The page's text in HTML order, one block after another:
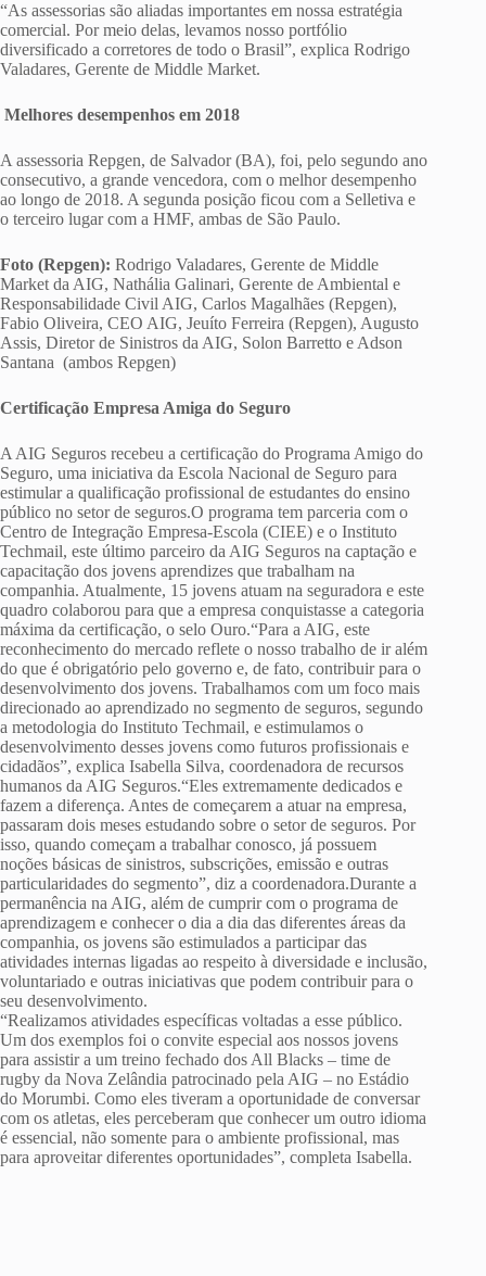
“As assessorias são aliadas importantes em nossa estratégia
comercial. Por meio delas, levamos nosso portfólio
diversificado a corretores de todo o Brasil”, explica Rodrigo
Valadares, Gerente de Middle Market.
Melhores desempenhos em 2018
A assessoria Repgen, de Salvador (BA), foi, pelo segundo ano
consecutivo, a grande vencedora, com o melhor desempenho
ao longo de 2018. A segunda posição ficou com a Selletiva e
o terceiro lugar com a HMF, ambas de São Paulo.
Foto (Repgen): Rodrigo Valadares, Gerente de Middle
Market da AIG, Nathália Galinari, Gerente de Ambiental e
Responsabilidade Civil AIG, Carlos Magalhães (Repgen),
Fabio Oliveira, CEO AIG, Jeuíto Ferreira (Repgen), Augusto
Assis, Diretor de Sinistros da AIG, Solon Barretto e Adson
Santana (ambos Repgen)
Certificação Empresa Amiga do Seguro
A AIG Seguros recebeu a certificação do Programa Amigo do
Seguro, uma iniciativa da Escola Nacional de Seguro para
estimular a qualificação profissional de estudantes do ensino
público no setor de seguros.O programa tem parceria com o
Centro de Integração Empresa-Escola (CIEE) e o Instituto
Techmail, este último parceiro da AIG Seguros na captação e
capacitação dos jovens aprendizes que trabalham na
companhia. Atualmente, 15 jovens atuam na seguradora e este
quadro colaborou para que a empresa conquistasse a categoria
máxima da certificação, o selo Ouro.“Para a AIG, este
reconhecimento do mercado reflete o nosso trabalho de ir além
do que é obrigatório pelo governo e, de fato, contribuir para o
desenvolvimento dos jovens. Trabalhamos com um foco mais
direcionado ao aprendizado no segmento de seguros, segundo
a metodologia do Instituto Techmail, e estimulamos o
desenvolvimento desses jovens como futuros profissionais e
cidadãos”, explica Isabella Silva, coordenadora de recursos
humanos da AIG Seguros.“Eles extremamente dedicados e
fazem a diferença. Antes de começarem a atuar na empresa,
passaram dois meses estudando sobre o setor de seguros. Por
isso, quando começam a trabalhar conosco, já possuem
noções básicas de sinistros, subscrições, emissão e outras
particularidades do segmento”, diz a coordenadora.Durante a
permanência na AIG, além de cumprir com o programa de
aprendizagem e conhecer o dia a dia das diferentes áreas da
companhia, os jovens são estimulados a participar das
atividades internas ligadas ao respeito à diversidade e inclusão,
voluntariado e outras iniciativas que podem contribuir para o
seu desenvolvimento.
“Realizamos atividades específicas voltadas a esse público.
Um dos exemplos foi o convite especial aos nossos jovens
para assistir a um treino fechado dos All Blacks – time de
rugby da Nova Zelândia patrocinado pela AIG – no Estádio
do Morumbi. Como eles tiveram a oportunidade de conversar
com os atletas, eles perceberam que conhecer um outro idioma
é essencial, não somente para o ambiente profissional, mas
para aproveitar diferentes oportunidades”, completa Isabella.